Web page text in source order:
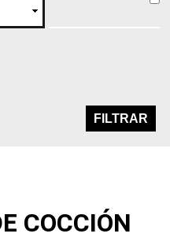
COCCIÓN